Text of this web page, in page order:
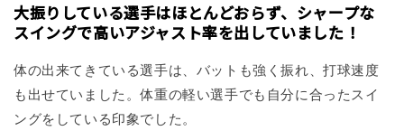
大振りしている選手はほとんどおらず、シャープな
スイングで高いアジャスト率を出していました！
体の出来てきている選手は、バットも強く振れ、打球速度
も出せていました。体重の軽い選手でも自分に合ったスイ
ングをしている印象でした。